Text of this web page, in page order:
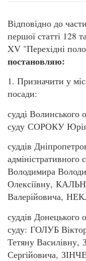
Відповідно до
першої статті 128
XV "Перехідні
постановляю:
1. Призначити у
посади:
судді Волинського
суду СОРОКУ
суддів
Володимира
Олексіївну,
Валерійовича,
суддів Донецького
суду: ГОЛУБ
Тетяну
Сергійовича,